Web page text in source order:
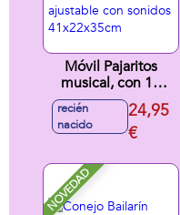
Móvil Pajaritos
musical, con 10
canciones
relajantes y modo
silencio, ajustable
41x22x35cm
recién
nacido
24,95
€
NOVEDAD